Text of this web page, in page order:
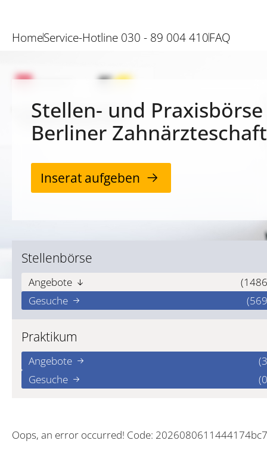
HomeService-Hotline 030 - 89 004 410FAQ
Stellen- und
Berliner Zahnärzteschaft
Inserat aufgeben
Stellenbörse
Angebote
Gesuche
Praktikum
Angebote
Gesuche
Oops, an error occurred! Code: